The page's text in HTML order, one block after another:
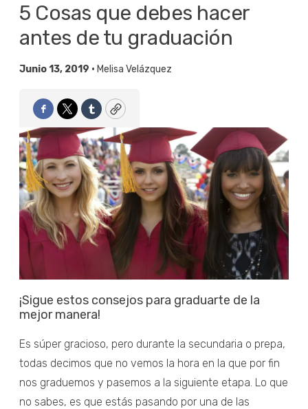
5 Cosas que debes hacer
antes de tu graduación
Junio 13, 2019 • Melisa Velázquez
Facebook
TwitterTumblrCopy
¡Sigue estos consejos para graduarte de la
mejor manera!
Es súper gracioso, pero durante la secundaria o prepa,
todas decimos que no vemos la hora en la que por fin
nos graduemos y pasemos a la siguiente etapa. Lo que
no sabes, es que estás pasando por una de las